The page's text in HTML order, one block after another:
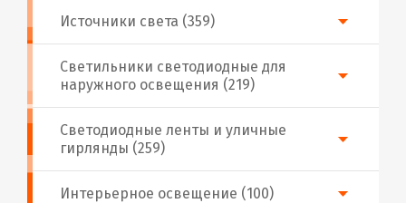
Интерьерное освещение (100)
Источники света (359)
Светодиодные ленты и уличные
гирлянды (259)
Светильники светодиодные для
наружного освещения (219)